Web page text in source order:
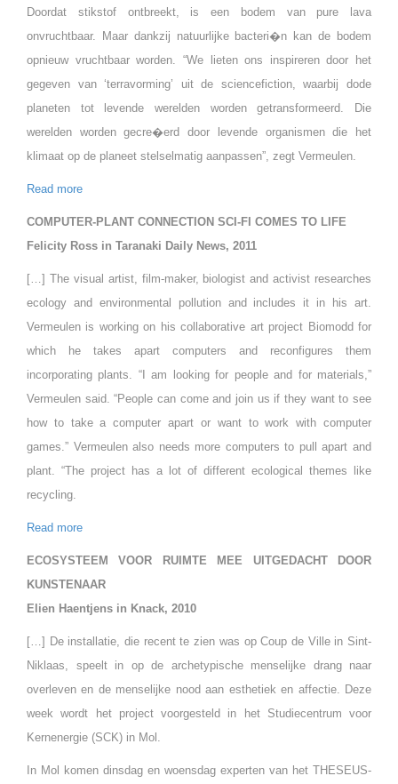
Doordat stikstof ontbreekt, is een bodem van pure lava
onvruchtbaar. Maar dankzij natuurlijke bacteri�n kan de bodem
opnieuw vruchtbaar worden. “We lieten ons inspireren door het
gegeven van ‘terravorming’ uit de sciencefiction, waarbij dode
planeten tot levende werelden worden getransformeerd. Die
werelden worden gecre�erd door levende organismen die het
klimaat op de planeet stelselmatig aanpassen”, zegt Vermeulen.
Read more
COMPUTER-PLANT CONNECTION SCI-FI COMES TO LIFE
Felicity Ross in Taranaki Daily News, 2011
[…] The visual artist, film-maker, biologist and activist researches
ecology and environmental pollution and includes it in his art.
Vermeulen is working on his collaborative art project Biomodd for
which he takes apart computers and reconfigures them
incorporating plants. “I am looking for people and for materials,”
Vermeulen said. “People can come and join us if they want to see
how to take a computer apart or want to work with computer
games.” Vermeulen also needs more computers to pull apart and
plant. “The project has a lot of different ecological themes like
recycling.
Read more
ECOSYSTEEM VOOR RUIMTE MEE UITGEDACHT DOOR
KUNSTENAAR
Elien Haentjens in Knack, 2010
[…] De installatie, die recent te zien was op Coup de Ville in Sint-
Niklaas, speelt in op de archetypische menselijke drang naar
overleven en de menselijke nood aan esthetiek en affectie. Deze
week wordt het project voorgesteld in het Studiecentrum voor
Kernenergie (SCK) in Mol.
In Mol komen dinsdag en woensdag experten van het THESEUS-